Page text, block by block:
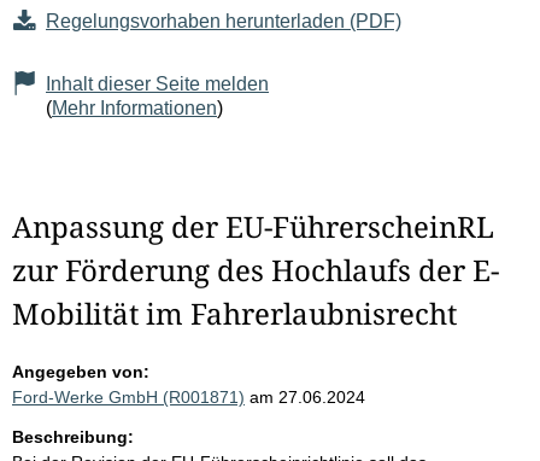
Regelungsvorhaben herunterladen (PDF)
Inhalt dieser Seite melden
(Mehr Informationen)
Anpassung der EU-FührerscheinRL
zur Förderung des Hochlaufs der E-
Mobilität im Fahrerlaubnisrecht
Angegeben von:
Ford-Werke GmbH (R001871) am 27.06.2024
Beschreibung: